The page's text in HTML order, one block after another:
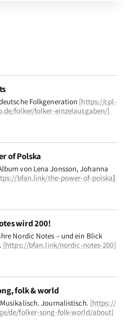
Folkgeneration [https://cpl-
folker/folker-einzelausgaben/]
of Polska
von Lena Jonsson, Johanna
bfan.link/the-power-of-polska]
wird 200!
Nordic Notes – und ein Blick
. [https://bfan.link/nordic-notes-200]
folk & world
Journalistisch. [https://
de/folker-song-folk-world/about]